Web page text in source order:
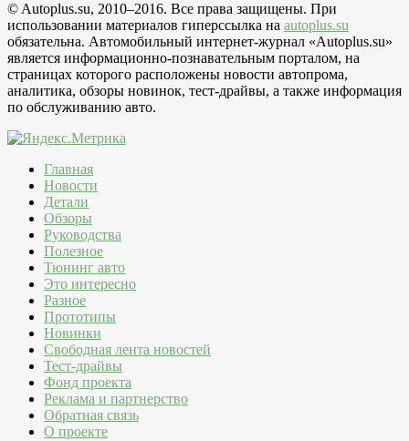
© Autoplus.su, 2010–2016. Все права защищены. При
использовании материалов гиперссылка на autoplus.su
обязательна. Автомобильный интернет-журнал «Autoplus.su»
является информационно-познавательным порталом, на
страницах которого расположены новости автопрома,
аналитика, обзоры новинок, тест-драйвы, а также информация
по обслуживанию авто.
Главная
Новости
Детали
Обзоры
Руководства
Полезное
Тюнинг авто
Это интересно
Разное
Прототипы
Новинки
Свободная лента новостей
Тест-драйвы
Фонд проекта
Реклама и партнерство
Обратная связь
О проекте